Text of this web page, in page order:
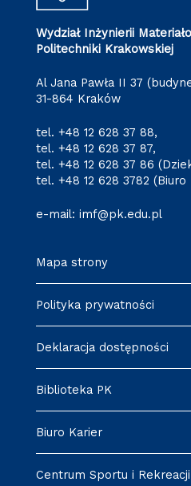
Wydział Inżynierii
Politechniki Krakowskiej
Al Jana Pawła II 37
31-864 Kraków
tel. +48 12 628 37 88,
tel. +48 12 628 37 87,
tel. +48 12 628 37 86
tel. +48 12 628 3782 (Biuro
e-mail: imf@pk.edu.pl
Mapa strony
Polityka prywatności
Deklaracja dostępności
Biblioteka PK
Biuro Karier
Centrum Sportu i Rekreacji